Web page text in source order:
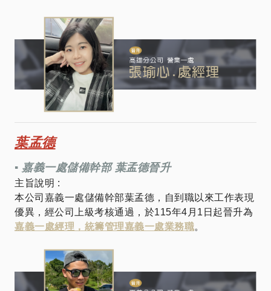
葉孟德
▪︎ 嘉義一處儲備幹部 葉孟德晉升
主旨說明 :
本公司嘉義一處儲備幹部葉孟德，自到職以來工作表現
優異，經公司上級考核通過，於115年4月1日起晉升為
嘉義一處經理，統籌管理嘉義一處業務職。